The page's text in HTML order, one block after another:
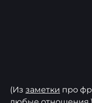
(Из заметки про